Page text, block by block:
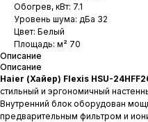
Обогрев, кВт: 7.1
Уровень шума: дБа 32
Цвет: Белый
Площадь: м² 70
Описание
Описание
Haier (Хайер) Flexis HSU-
стильный и эргономичный
Внутренний блок оборудован
предварительным фильтром и